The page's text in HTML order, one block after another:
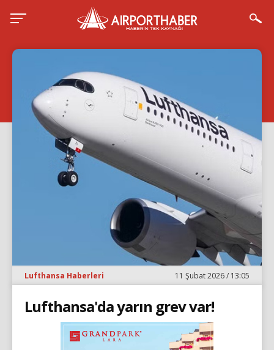
Lufthansa Haberleri 11 Şubat 2026 / 13:05
Lufthansa'da yarın grev var!